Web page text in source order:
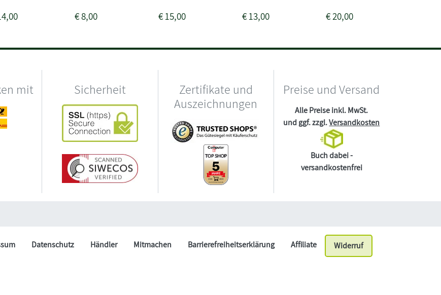
€8,00 €15,00 €13,00 €20,00
mit Sicherheit
Zertifikate und
Auszeichnungen
Preise und Versand
Alle Preise inkl. MwSt.
und ggf. zzgl.Versandkosten
Buch dabei -
versandkostenfrei
Datenschutz Händler Mitmachen Barrierefreiheitserklärung Affiliate Widerruf